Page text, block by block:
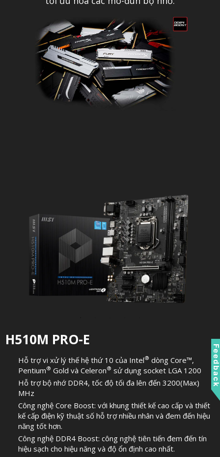
H510M PRO-E
Hỗ trợ vi xử lý thế hệ thứ 10 của Intel® dòng Core™,
Pentium® Gold và Celeron® sử dụng socket LGA 1200
Hỗ trợ bộ nhớ DDR4, tốc độ tối đa lên đến 3200(Max)
MHz
Công nghệ Core Boost: với khung thiết kế cao cấp và thiết
kế cấp điện kỹ thuật số hỗ trợ nhiều nhân và đem đến hiệu
năng tốt hơn.
Công nghệ DDR4 Boost: công nghệ tiên tiến đem đến tín
hiệu sạch cho hiệu năng và độ ổn định cao nhất.